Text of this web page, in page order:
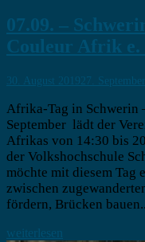
07.09. –
Couleur Afrik e.
30. August 201927.
Afrika-Tag in Schwerin
September lädt der
Afrikas von 14:30 bis
der Volkshochschule
möchte mit diesem Tag
zwischen
fördern, Brücken
weiterlesen